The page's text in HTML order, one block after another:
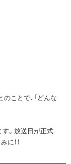
ことで、「どんな
。放送日が正式
！！